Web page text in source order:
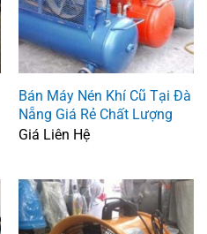
Bán Máy Nén Khí Cũ Tại Đà
Nẵng Giá Rẻ Chất Lượng
Giá Liên Hệ